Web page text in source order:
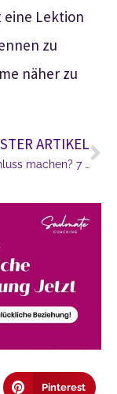
eine Lektion
zu
näher zu
ARTIKEL
Soll ich Schluss machen? 7 Anzeichen wann eine Beziehung am Ende ist
Pinterest